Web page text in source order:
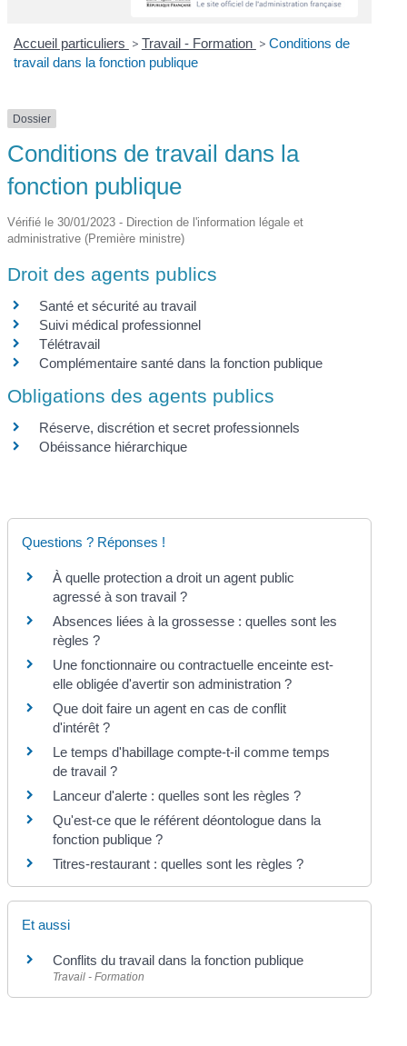
Accueil particuliers > Travail - Formation > Conditions de
travail dans la fonction publique
Dossier
Conditions de travail dans la
fonction publique
Vérifié le 30/01/2023 - Direction de l'information légale et
administrative (Première ministre)
Droit des agents publics
Santé et sécurité au travail
Suivi médical professionnel
Télétravail
Complémentaire santé dans la fonction publique
Obligations des agents publics
Réserve, discrétion et secret professionnels
Obéissance hiérarchique
Questions ? Réponses !
À quelle protection a droit un agent public
agressé à son travail ?
Absences liées à la grossesse : quelles sont les
règles ?
Une fonctionnaire ou contractuelle enceinte est-
elle obligée d'avertir son administration ?
Que doit faire un agent en cas de conflit
d'intérêt ?
Le temps d'habillage compte-t-il comme temps
de travail ?
Lanceur d'alerte : quelles sont les règles ?
Qu'est-ce que le référent déontologue dans la
fonction publique ?
Titres-restaurant : quelles sont les règles ?
Et aussi
Conflits du travail dans la fonction publique
Travail - Formation